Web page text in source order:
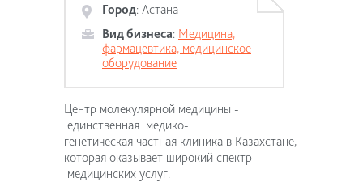
Город: Астана
Вид бизнеса: Медицина,
фармацевтика, медицинское
оборудование
Центр молекулярной медицины -
единственная медико-
генетическая частная клиника в Казахстане,
которая оказывает широкий спектр
медицинских услуг.